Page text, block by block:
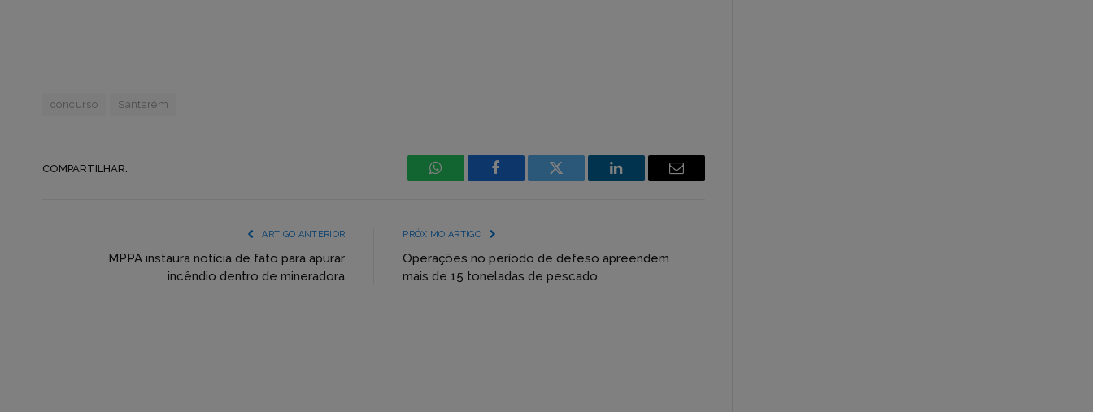
concurso Santarém
COMPARTILHAR.
WhatsAppFacebook Incorpore
Twitter,
Flickr
LinkedIn Email
ARTIGO ANTERIOR
MPPA instaura notícia de fato para apurar
incêndio dentro de mineradora
PRÓXIMO ARTIGO
Operações no período de defeso apreendem
mais de 15 toneladas de pescado